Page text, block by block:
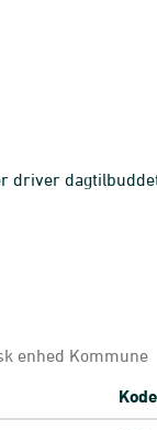
driver
enhed Kommune
Kode